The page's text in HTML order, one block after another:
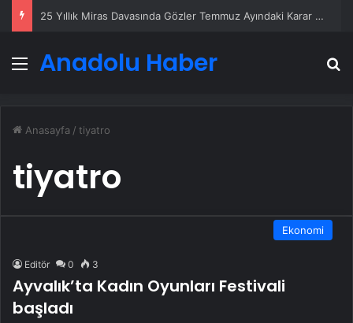
25 Yıllık Miras Davasında Gözler Temmuz Ayındaki Karar Duruşmasına Çevrildi
Menü
Anadolu Haber
Anasayfa / tiyatro
tiyatro
Ekonomi
Editör 0 3
Ayvalık’ta Kadın Oyunları Festivali
başladı